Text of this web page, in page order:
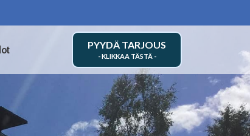
PYYDÄ TARJOUS